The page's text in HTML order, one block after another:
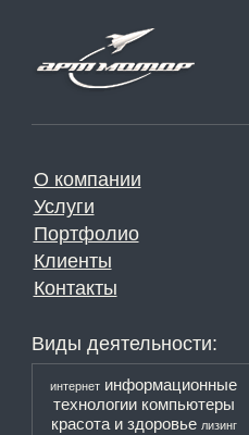
О компании
Услуги
Портфолио
Клиенты
Контакты
Виды деятельности:
интернет информационные
технологии компьютеры
красота и здоровье лизинг